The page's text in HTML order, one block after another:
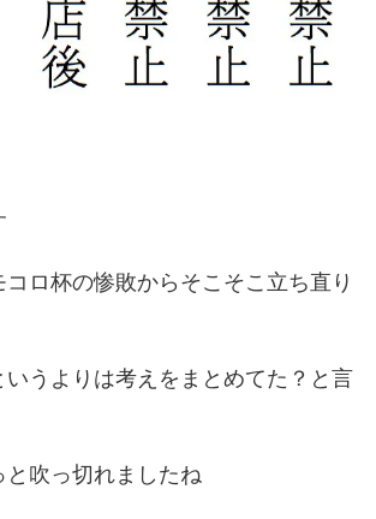
ロ杯の惨敗からそこそこ立ち直り
うよりは考えをまとめてた？と言
吹っ切れましたね